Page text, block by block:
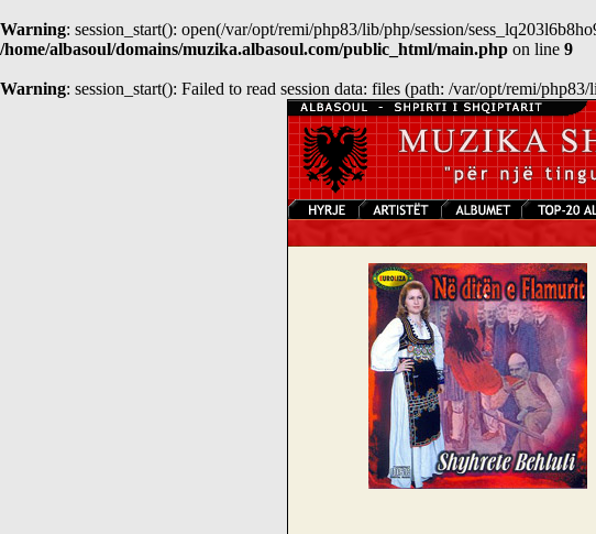
Warning: session_start(): open(/var/opt/remi/php83/lib/php/session/
/home/albasoul/domains/muzika.albasoul.com/public_html/main.php on line 9
Warning: session_start(): Failed to read session data: files (path: /var/opt/remi/